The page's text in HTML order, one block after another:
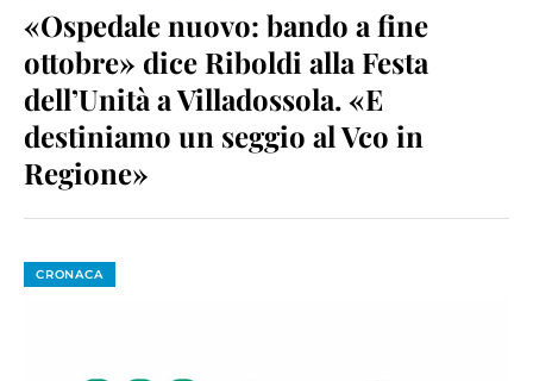
«Ospedale nuovo: bando a fine
ottobre» dice Riboldi alla Festa
dell’Unità a Villadossola. «E
destiniamo un seggio al Vco in
Regione»
CRONACA